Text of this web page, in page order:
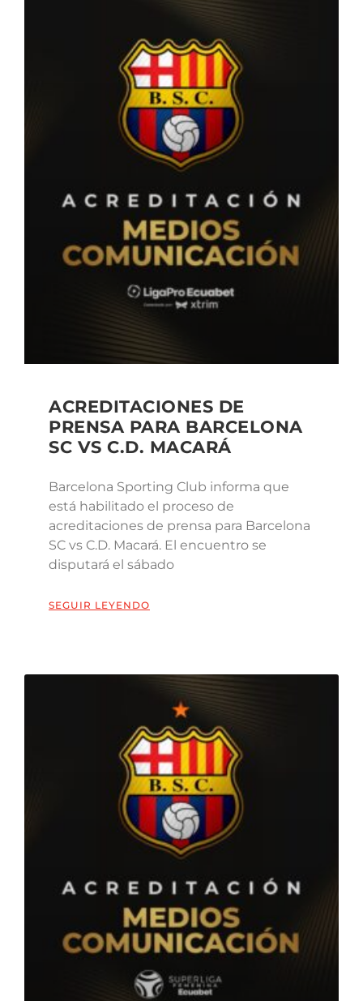
ACREDITACIONES DE
PRENSA PARA BARCELONA
SC VS C.D. MACARÁ
Barcelona Sporting Club informa que
está habilitado el proceso de
acreditaciones de prensa para Barcelona
SC vs C.D. Macará. El encuentro se
disputará el sábado
SEGUIR LEYENDO